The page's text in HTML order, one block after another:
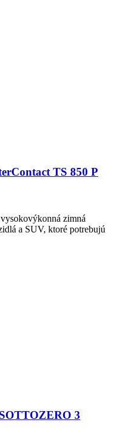
TS 850 P
zimná
a SUV, ktoré potrebujú
3